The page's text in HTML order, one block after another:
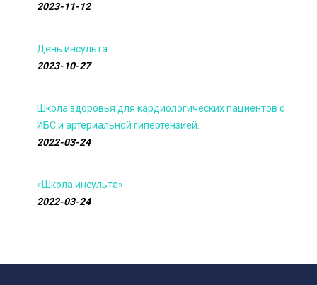
2023-11-12
День инсульта
2023-10-27
Школа здоровья для кардиологических пациентов с
ИБС и артериальной гипертензией.
2022-03-24
«Школа инсульта»
2022-03-24